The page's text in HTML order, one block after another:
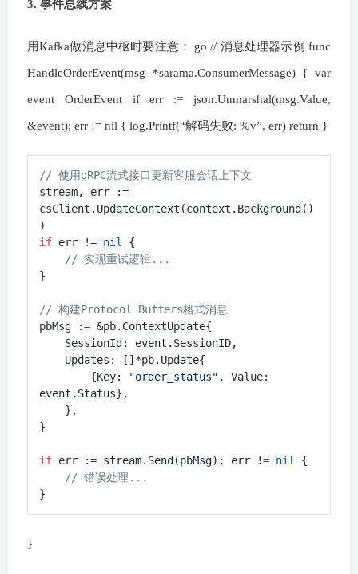
3. 事件总线方案
用Kafka做消息中枢时要注意： go // 消息处理器示例 func
HandleOrderEvent(msg *sarama.ConsumerMessage) { var
event OrderEvent if err := json.Unmarshal(msg.Value,
&event); err != nil { log.Printf(“解码失败: %v”, err) return }
// 使用gRPC流式接口更新客服会话上下文
stream, err :=
csClient.UpdateContext(context.Background()
if err != nil
{
// 实现重试逻辑...
}
// 构建Protocol Buffers格式消息
pbMsg := &pb.ContextUpdate{
        {Key:
"order_status" , Value:
event.Status},
}
if err := stream.Send(pbMsg); err != nil
{
// 错误处理...
}